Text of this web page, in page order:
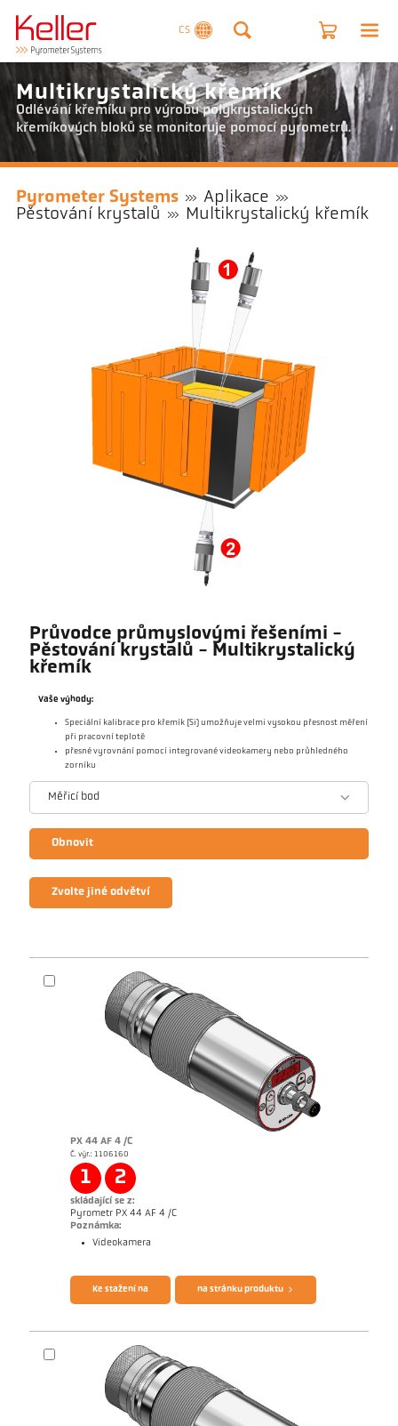
CS
Multikrystalický křemík
Odlévání křemíku pro výrobu polykrystalických
křemíkových bloků se monitoruje pomocí pyrometrů.
Pyrometer Systems
Aplikace
Pěstování krystalů
Multikrystalický křemík
Průvodce průmyslovými řešeními -
Pěstování krystalů - Multikrystalický
křemík
Vaše výhody:
Speciální kalibrace pro křemík (Si) umožňuje velmi vysokou přesnost měření
při pracovní teplotě
přesné vyrovnání pomocí integrované videokamery nebo průhledného
zorníku
Měřicí bod
Obnovit
Zvolte jiné odvětví
PX 44 AF 4 /C
Č. výr.: 1106160
1 2
skládající se z:
Pyrometr PX 44 AF 4 /C
Poznámka:
Videokamera
Ke stažení na na stránku produktu